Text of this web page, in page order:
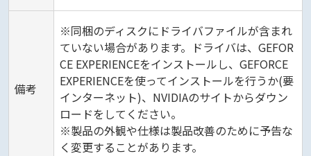
備考
※同梱のディスクにドライバファイルが含まれ
ていない場合があります。ドライバは、GEFOR
CE EXPERIENCEをインストールし、GEFORCE
EXPERIENCEを使ってインストールを行うか(要
インターネット)、NVIDIAのサイトからダウン
ロードをしてください。
※製品の外観や仕様は製品改善のために予告な
く変更することがあります。